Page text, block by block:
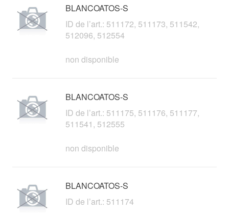
BLANCOATOS-S
ID de l’art.: 511172, 511173, 511542,
512096, 512554
non disponible
BLANCOATOS-S
ID de l’art.: 511175, 511176, 511177,
511541, 512555
non disponible
BLANCOATOS-S
ID de l’art.: 511174